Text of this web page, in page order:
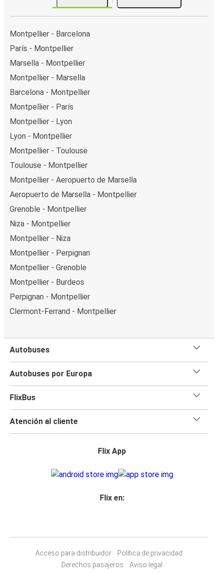
Montpellier - Barcelona
París - Montpellier
Marsella - Montpellier
Montpellier - Marsella
Barcelona - Montpellier
Montpellier - París
Montpellier - Lyon
Lyon - Montpellier
Montpellier - Toulouse
Toulouse - Montpellier
Montpellier - Aeropuerto de Marsella
Aeropuerto de Marsella - Montpellier
Grenoble - Montpellier
Niza - Montpellier
Montpellier - Niza
Montpellier - Perpignan
Montpellier - Grenoble
Montpellier - Burdeos
Perpignan - Montpellier
Clermont-Ferrand - Montpellier
Autobuses
Autobuses por Europa
FlixBus
Atención al cliente
Flix App
Flix en:
Acceso para distribuidor
Política de privacidad
Derechos pasajeros
Aviso legal